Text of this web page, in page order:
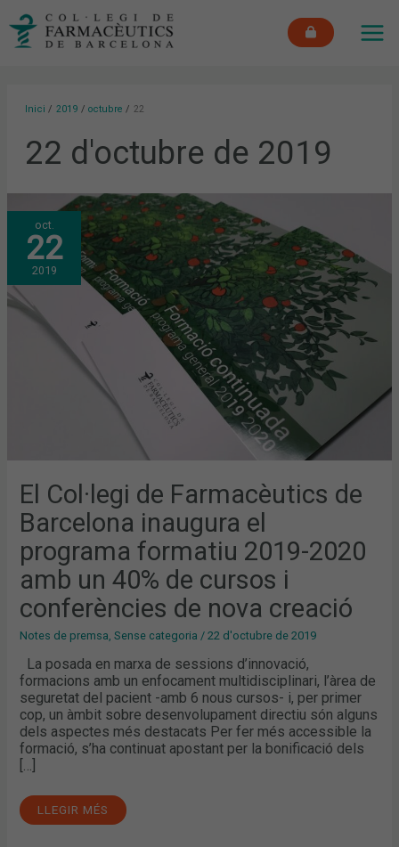
Inici 2019 octubre 22
22 d'octubre de 2019
oct.
22
2019
El Col·legi de Farmacèutics de
Barcelona inaugura el
programa formatiu 2019-2020
amb un 40% de cursos i
conferències de nova creació
Notes de premsa,Sense categoria /22 d'octubre de 2019
La posada en marxa de sessions d’innovació,
formacions amb un enfocament multidisciplinari, l’àrea de
seguretat del pacient -amb 6 nous cursos- i, per primer
cop, un àmbit sobre desenvolupament directiu són alguns
dels aspectes més destacats Per fer més accessible la
formació, s’ha continuat apostant per la bonificació dels
[…]
EL
COL·LEGI
DE
FARMACÈUTICS
DE
BARCELONA
INAUGURA
FORMATIU
2019-
2020
CONFERÈNCIES
LLEGIR MÉS